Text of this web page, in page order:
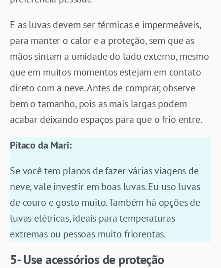
E as luvas devem ser térmicas e impermeáveis,
para manter o calor e a proteção, sem que as
mãos sintam a umidade do lado externo, mesmo
que em muitos momentos estejam em contato
direto com a neve. Antes de comprar, observe
bem o tamanho, pois as mais largas podem
acabar deixando espaços para que o frio entre.
Pitaco da Mari:
Se você tem planos de fazer várias viagens de
neve, vale investir em boas luvas. Eu uso luvas
de couro e gosto muito. Também há opções de
luvas elétricas, ideais para temperaturas
extremas ou pessoas muito friorentas.
5- Use acessórios de proteção